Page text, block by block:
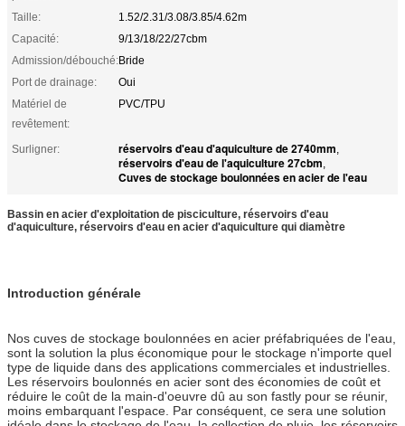
Taille:
1.52/2.31/3.08/3.85/4.62m
Capacité:
9/13/18/22/27cbm
Admission/débouché:Bride
Port de drainage:
Oui
Matériel de
revêtement:
PVC/TPU
Surligner: réservoirs d'eau d'aquiculture de 2740mm,
réservoirs d'eau de l'aquiculture 27cbm,
Cuves de stockage boulonnées en acier de l'eau
Bassin en acier d'exploitation de pisciculture, réservoirs d'eau
d'aquiculture, réservoirs d'eau en acier d'aquiculture qui diamètre
Introduction générale
Nos cuves de stockage boulonnées en acier préfabriquées de l'eau,
sont la solution la plus économique pour le stockage n'importe quel
type de liquide dans des applications commerciales et industrielles.
Les réservoirs boulonnés en acier sont des économies de coût et
réduire le coût de la main-d'oeuvre dû au son fastly pour se réunir,
moins embarquant l'espace. Par conséquent, ce sera une solution